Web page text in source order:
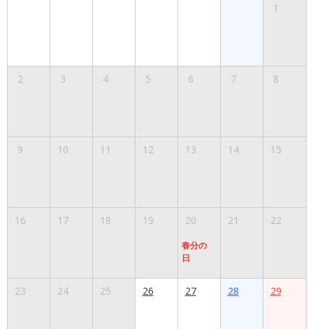
1
2 3 4 5 6 7 8
9 10 11 12 13 14 15
16 17 18 19 20
春分の
日
21 22
23 24 25 26 27 28 29